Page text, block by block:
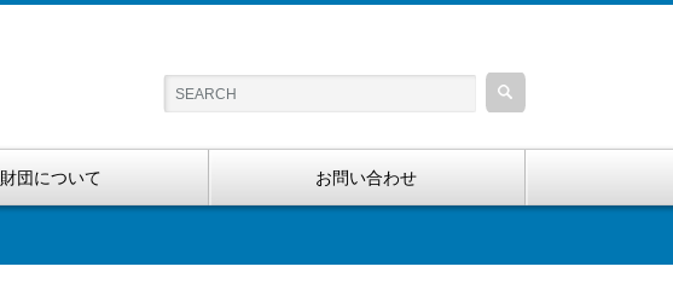
財団について お問い合わせ